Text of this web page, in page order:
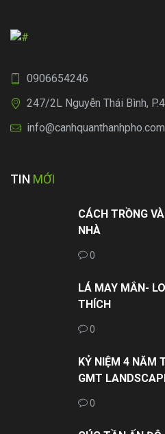
0906654246
247/2L Nguyễn Thái Bình,
info@canhquanthanhpho.com
TIN MỚI
CÁCH TRỒNG
NHÀ
0
LÁ MAY MẮN-
THÍCH
0
KỶ NIỆM 4 NĂM
GMT
0